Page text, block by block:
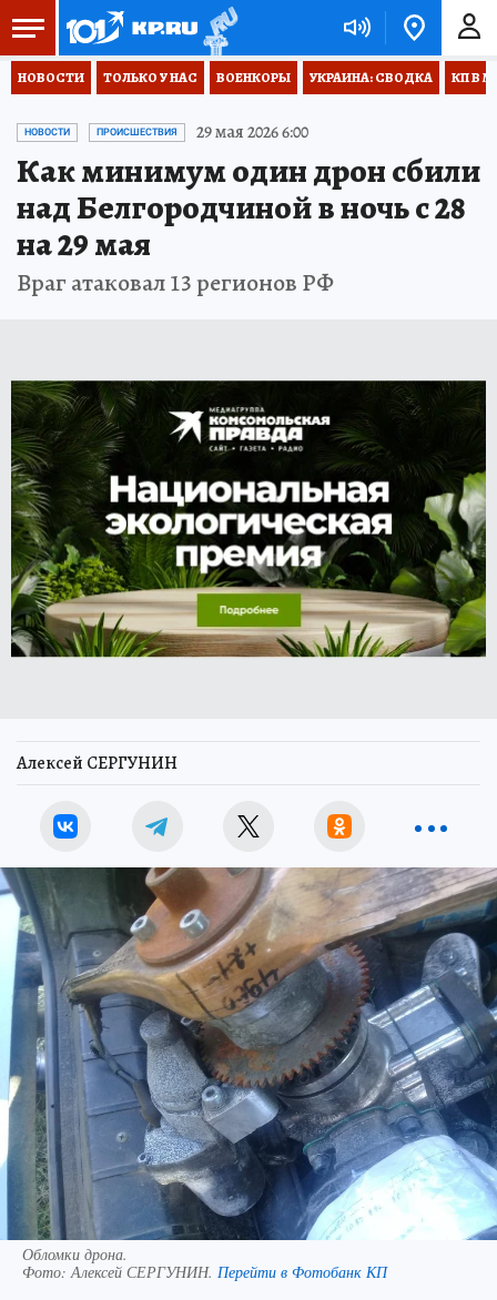
НОВОСТИ ТОЛЬКО У НАС ВОЕНКОРЫ УКРАИНА: СВОДКА КП В
НОВОСТИ ПРОИСШЕСТВИЯ 29 мая 2026 6:00
Как минимум один дрон сбили
над Белгородчиной в ночь с 28
на 29 мая
Враг атаковал 13 регионов РФ
Алексей СЕРГУНИН
Обломки дрона.
Фото:Алексей СЕРГУНИН. Перейти в Фотобанк КП